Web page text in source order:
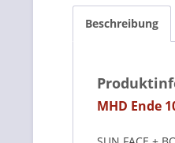
Beschreibung
MHD Ende